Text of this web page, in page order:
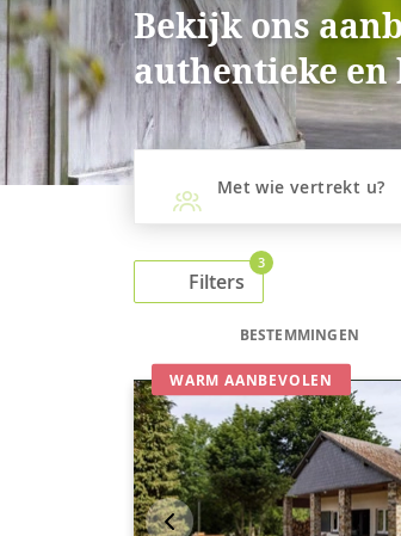
Bekijk ons
authentieke
Met wie vertrekt u?
Filters
3
BESTEMMINGEN